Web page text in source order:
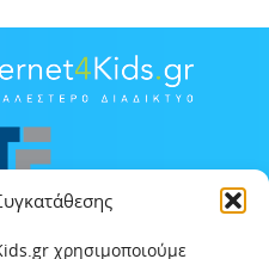
χρησιμοποιούμε